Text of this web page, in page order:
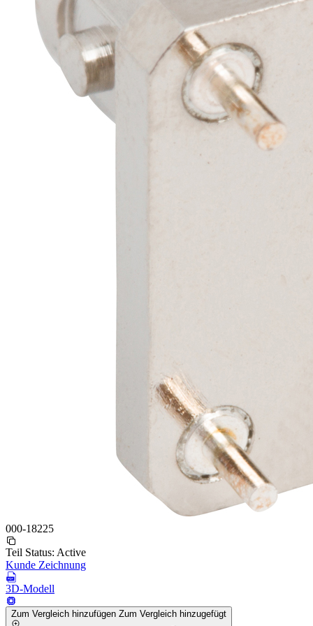
000-18225
Teil Status: Active
Kunde Zeichnung
3D-Modell
Zum Vergleich hinzufügen Zum Vergleich hinzugefügt